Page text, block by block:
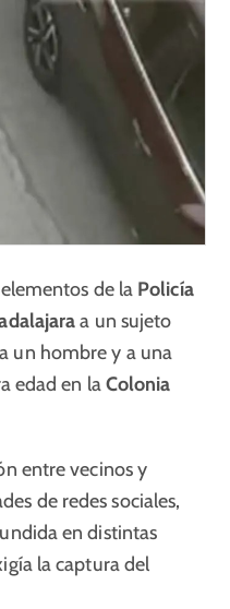
de la Policía
a un sujeto
un hombre y a una
edad en laColonia
entre vecinos y
de redes sociales,
en distintas
la captura del